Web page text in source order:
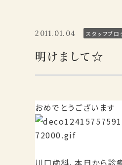
2011.01.04 スタッフブロ
明けまして☆
おめでとうございます
川口歯科、本日から診